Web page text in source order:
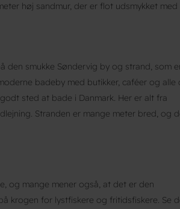
høj sandmur, der er flot udsmykket med
smukke Søndervig by og strand, som er
badeby med butikker, caféer og alle
sted at bade i Danmark. Her er alt fra
Stranden er mange meter bred, og
og mange mener også, at det er den
krogen for lystfiskere og fritidsfiskere. Se